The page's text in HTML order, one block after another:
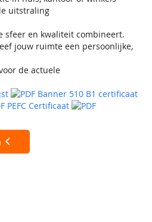
uitstraling
sfeer en kwaliteit combineert.
jouw ruimte een persoonlijke,
de actuele
Banner 510 B1 certificaat
PEFC Certificaat